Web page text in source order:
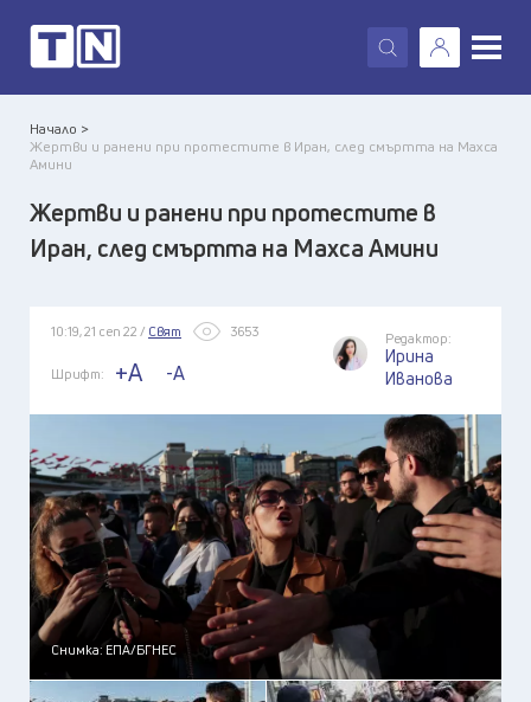
X
Начало >
Жертви и ранени при протестите в Иран, след смъртта на Махса
Амини
Жертви и ранени при протестите в
Иран, след смъртта на Махса Амини
10:19, 21 сеп 22 / Свят 3653
Шрифт: +A -A
Редактор:
Ирина
Иванова
Снимка: ЕПA/БГНЕС